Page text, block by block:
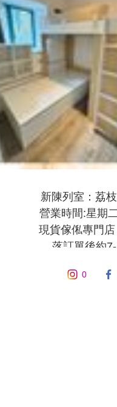
新陳列室：荔
營業時間:星期
現貨傢俬專門
落訂單後約
0